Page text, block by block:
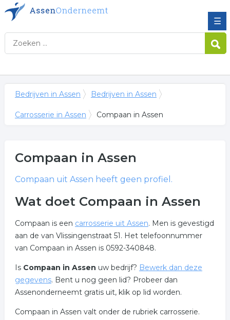
☰
Bedrijven in Assen Bedrijven in Assen
Carrosserie in Assen Compaan in Assen
Compaan in Assen
Compaan uit Assen heeft geen profiel.
Wat doet Compaan in Assen
Compaan is een carrosserie uit Assen. Men is gevestigd
aan de van Vlissingenstraat 51. Het telefoonnummer
van Compaan in Assen is 0592-340848.
Is Compaan in Assen uw bedrijf? Bewerk dan deze
gegevens. Bent u nog geen lid? Probeer dan
Assenonderneemt gratis uit, klik op lid worden.
Compaan in Assen valt onder de rubriek carrosserie.